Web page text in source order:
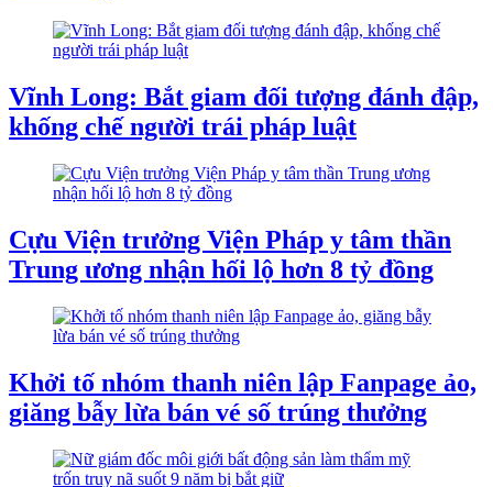
Vĩnh Long: Bắt giam đối tượng đánh đập,
khống chế người trái pháp luật
Cựu Viện trưởng Viện Pháp y tâm thần
Trung ương nhận hối lộ hơn 8 tỷ đồng
​Khởi tố nhóm thanh niên lập Fanpage ảo,
giăng bẫy lừa bán vé số trúng thưởng